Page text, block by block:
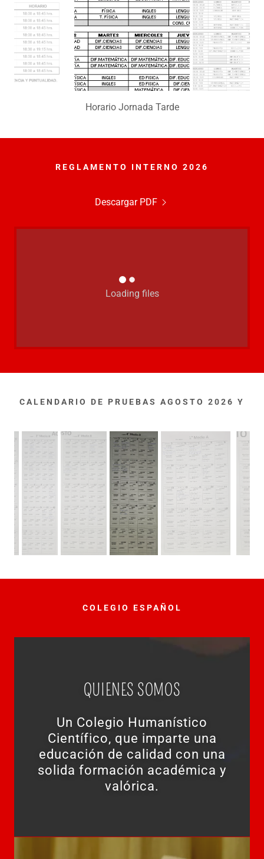
Horario Jornada Tarde
REGLAMENTO INTERNO 2026
Descargar PDF
Loading files
CALENDARIO DE PRUEBAS AGOSTO 2026 Y
COLEGIO ESPAÑOL
QUIENES SOMOS
Un Colegio Humanístico
Científico, que imparte una
educación de calidad con una
solida formación académica y
valórica.